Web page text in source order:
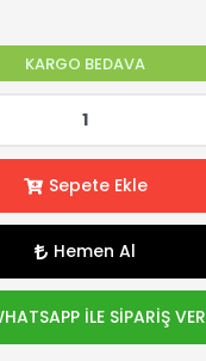
KARGO BEDAVA
Sepete Ekle
Hemen Al
İLE SİPARİŞ VER